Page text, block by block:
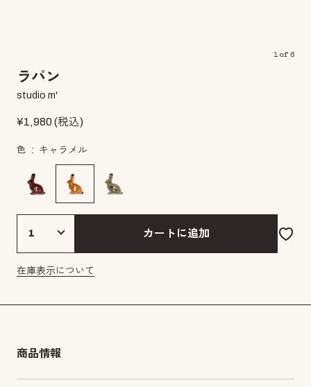
1of 6
ラパン
studio m'
¥1,980(税込)
色 キャラメル
カートに追加
在庫表示について
商品情報